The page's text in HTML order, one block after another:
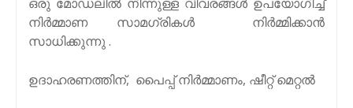
നിർമ്മാണ സാമഗ്രികൾ നിർമ്മിക്കാൻ
സാധിക്കുന്നു .
ഉദാഹരണത്തിന്, പൈപ്പ് നിർമ്മാണം, ഷീറ്റ് മെറ്റൽ